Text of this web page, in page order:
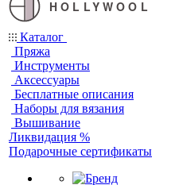
HOLLYWOOL
Каталог
Пряжа
Инструменты
Аксессуары
Бесплатные описания
Наборы для вязания
Вышивание
Ликвидация %
Подарочные сертификаты